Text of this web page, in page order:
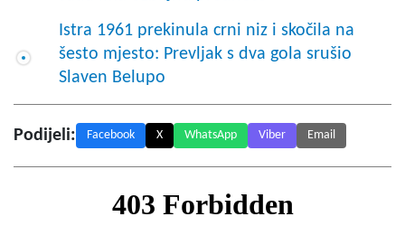
Istra 1961 prekinula crni niz i skočila na
šesto mjesto: Prevljak s dva gola srušio
Slaven Belupo
Podijeli: Facebook X WhatsApp Viber Email